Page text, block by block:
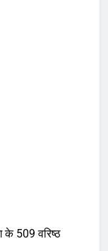
के 509 वरिष्ठ